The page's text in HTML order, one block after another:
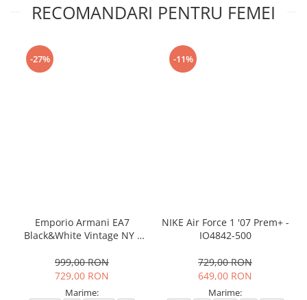
RECOMANDARI PENTRU FEMEI
-27%
Emporio Armani EA7
Black&White Vintage NY -
999,00 RON
729,00 RON
Marime:
-11%
NIKE Air Force 1 '07 Prem+ -
IO4842-500
729,00 RON
649,00 RON
Marime: